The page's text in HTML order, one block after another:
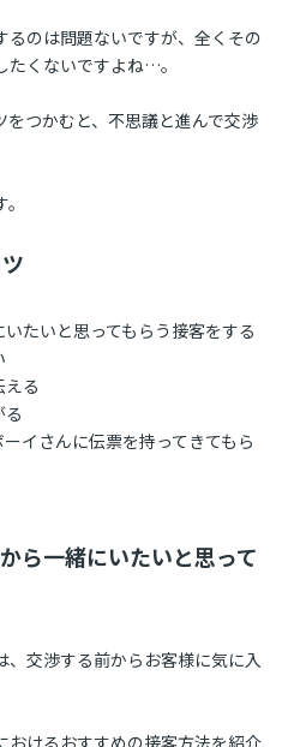
のは問題ないですが、全くその
たくないですよね…。
をつかむと、不思議と進んで交渉
たいと思ってもらう接客をする
る
イさんに伝票を持ってきてもら
ら一緒にいたいと思って
交渉する前からお客様に気に入